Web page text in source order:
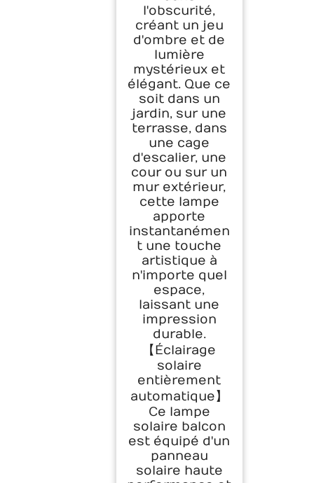
l'obscurité,
créant un jeu
d'ombre et de
lumière
mystérieux et
élégant. Que ce
soit dans un
jardin, sur une
terrasse, dans
une cage
d'escalier, une
cour ou sur un
mur extérieur,
cette lampe
apporte
instantanémen
t une touche
artistique à
n'importe quel
espace,
laissant une
impression
durable.
【Éclairage
solaire
entièrement
automatique】
Ce lampe
solaire balcon
est équipé d'un
panneau
solaire haute